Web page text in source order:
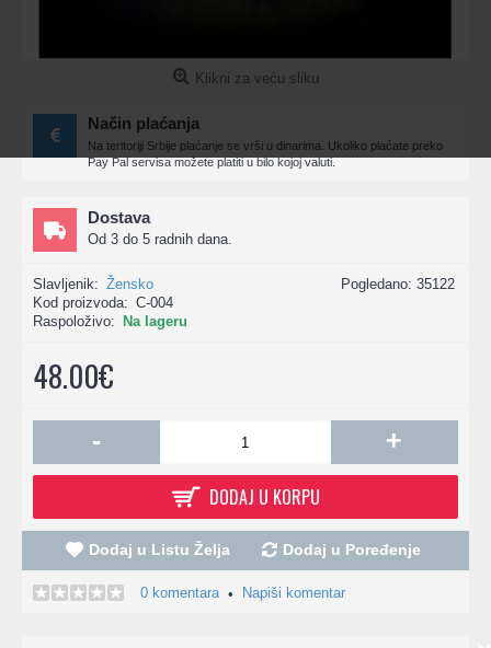
Klikni za veću sliku
Način plaćanja
Na teritoriji Srbije plaćanje se vrši u dinarima. Ukoliko plaćate preko
Pay Pal servisa možete platiti u bilo kojoj valuti.
Dostava
Od 3 do 5 radnih dana.
Pogledano: 35122
Slavljenik: Žensko
Kod proizvoda: C-004
Raspoloživo:
Na lageru
48.00€
- +
DODAJ U KORPU
Dodaj u Listu Želja Dodaj u Poređenje
0 komentara• Napiši komentar